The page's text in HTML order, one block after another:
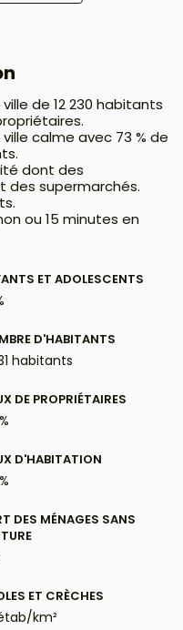
de 12 230 habitants
calme avec 73 % de
dont des
des supermarchés.
ou 15 minutes en
ET ADOLESCENTS
D'HABITANTS
habitants
DE PROPRIÉTAIRES
D'HABITATION
DES MÉNAGES SANS
ET CRÈCHES
km²